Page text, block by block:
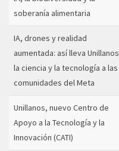
soberanía alimentaria
IA, drones y realidad
aumentada: así lleva Unillanos
la ciencia y la tecnología a las
comunidades del Meta
Unillanos, nuevo Centro de
Apoyo a la Tecnología y la
Innovación (CATI)